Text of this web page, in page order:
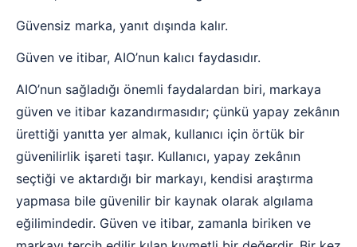
Güvensiz marka, yanıt dışında kalır.
Güven ve itibar, AIO’nun kalıcı faydasıdır.
AIO’nun sağladığı önemli faydalardan biri, markaya
güven ve itibar kazandırmasıdır; çünkü yapay zekânın
ürettiği yanıtta yer almak, kullanıcı için örtük bir
güvenilirlik işareti taşır. Kullanıcı, yapay zekânın
seçtiği ve aktardığı bir markayı, kendisi araştırma
yapmasa bile güvenilir bir kaynak olarak algılama
eğilimindedir. Güven ve itibar, zamanla biriken ve